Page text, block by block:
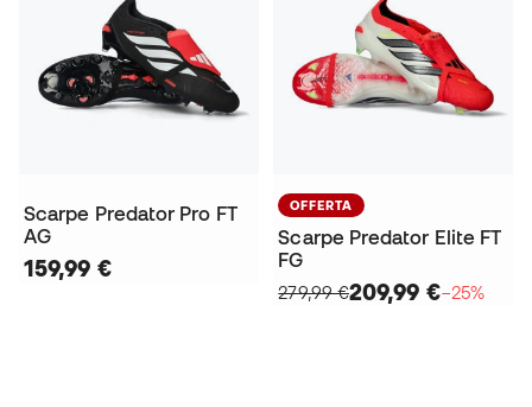
Scarpe Predator Pro FT
AG
159,99 €
OFFERTA
Scarpe Predator Elite FT
FG
279,99 €209,99 €−25%